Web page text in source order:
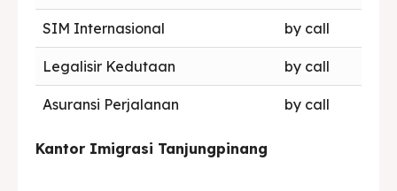
SIM Internasional by call
Legalisir Kedutaan by call
Asuransi Perjalanan by call
Kantor Imigrasi Tanjungpinang